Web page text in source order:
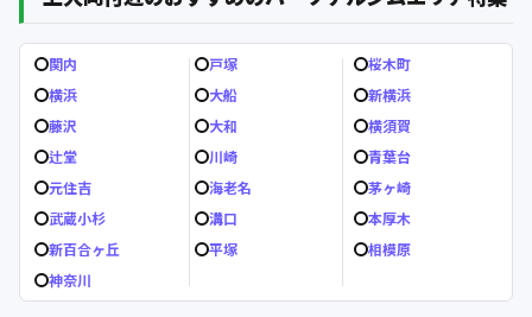
関内 戸塚
桜木町
横浜
大船
新横浜
藤沢
大和
横須賀
辻堂
川崎
青葉台
元住吉
海老名
茅ヶ崎
武蔵小杉
溝口
本厚木
新百合ヶ丘
平塚
相模原
神奈川